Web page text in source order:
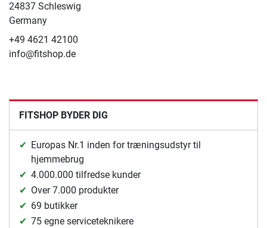
24837 Schleswig
Germany
+49 4621 42100
info@fitshop.de
FITSHOP BYDER DIG
Europas Nr.1 inden for træningsudstyr til
hjemmebrug
4.000.000 tilfredse kunder
Over 7.000 produkter
69 butikker
75 egne serviceteknikere